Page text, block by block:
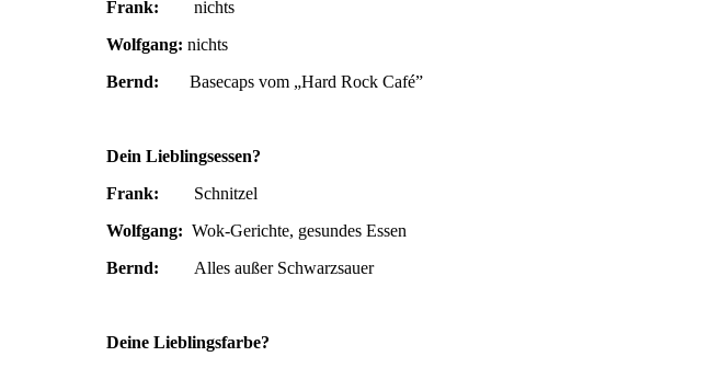
Frank: nichts
Wolfgang: nichts
Bernd: Basecaps vom „Hard Rock Café”
Dein Lieblingsessen?
Frank: Schnitzel
Wolfgang: Wok-Gerichte, gesundes Essen
Bernd: Alles außer Schwarzsauer
Deine Lieblingsfarbe?